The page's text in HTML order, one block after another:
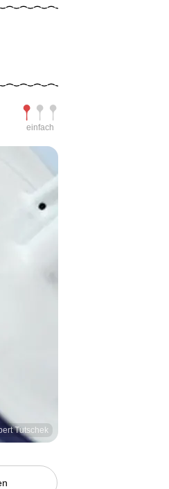
Schwierigkeit
einfach
Tutschek